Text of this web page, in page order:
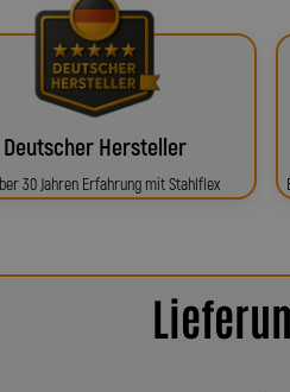
Deutscher Hersteller
30 Jahren Erfahrung mit Stahlflex